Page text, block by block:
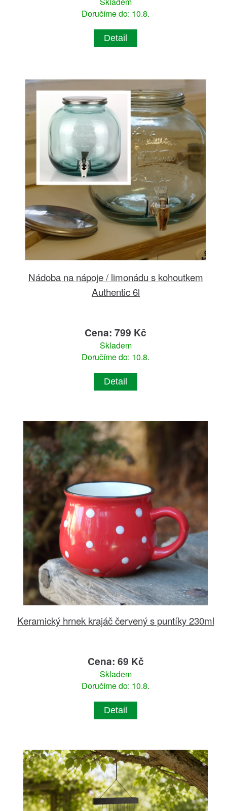
Doručíme do: 10.8.
Detail
Nádoba na nápoje / limonádu s kohoutkem
Authentic 6l
Cena: 799 Kč
Skladem
Doručíme do: 10.8.
Detail
Keramický hrnek krajáč červený s puntíky 230ml
Cena: 69 Kč
Skladem
Doručíme do: 10.8.
Detail